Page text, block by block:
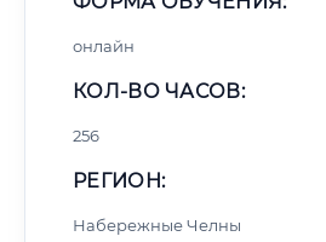
онлайн
КОЛ-ВО ЧАСОВ:
256
РЕГИОН:
Набережные Челны